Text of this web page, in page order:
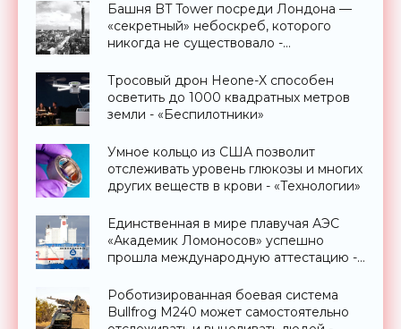
Башня BT Tower посреди Лондона —
«секретный» небоскреб, которого
никогда не существовало -
Тросовый дрон Heone-X способен
осветить до 1000 квадратных метров
земли - «Беспилотники»
Умное кольцо из США позволит
отслеживать уровень глюкозы и многих
других веществ в крови - «Технологии»
Единственная в мире плавучая АЭС
«Академик Ломоносов» успешно
прошла международную аттестацию -
Роботизированная боевая система
Bullfrog M240 может самостоятельно